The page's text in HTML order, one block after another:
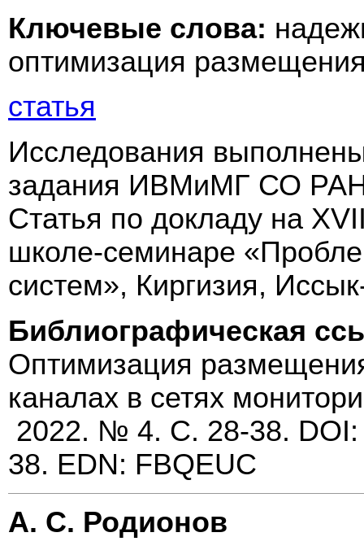
Ключевые слова:
оптимизация
статья
Исследования
задания ИВМиМГ СО РАН
Статья по докладу на
школе-семинаре
систем», Киргизия,
Библиографическая
Оптимизация
каналах в сетях
2022. № 4. С. 28-38. DOI:
38. EDN: FBQEUC
А. С. Родионов